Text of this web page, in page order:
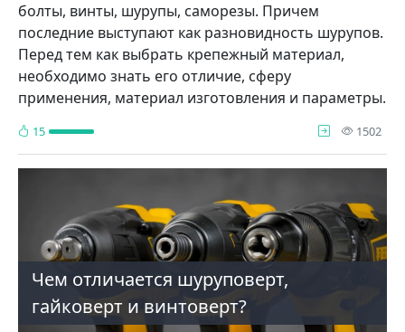
болты, винты, шурупы, саморезы. Причем
последние выступают как разновидность шурупов.
Перед тем как выбрать крепежный материал,
необходимо знать его отличие, сферу
применения, материал изготовления и параметры.
15 1502
Чем отличается шуруповерт,
гайковерт и винтоверт?